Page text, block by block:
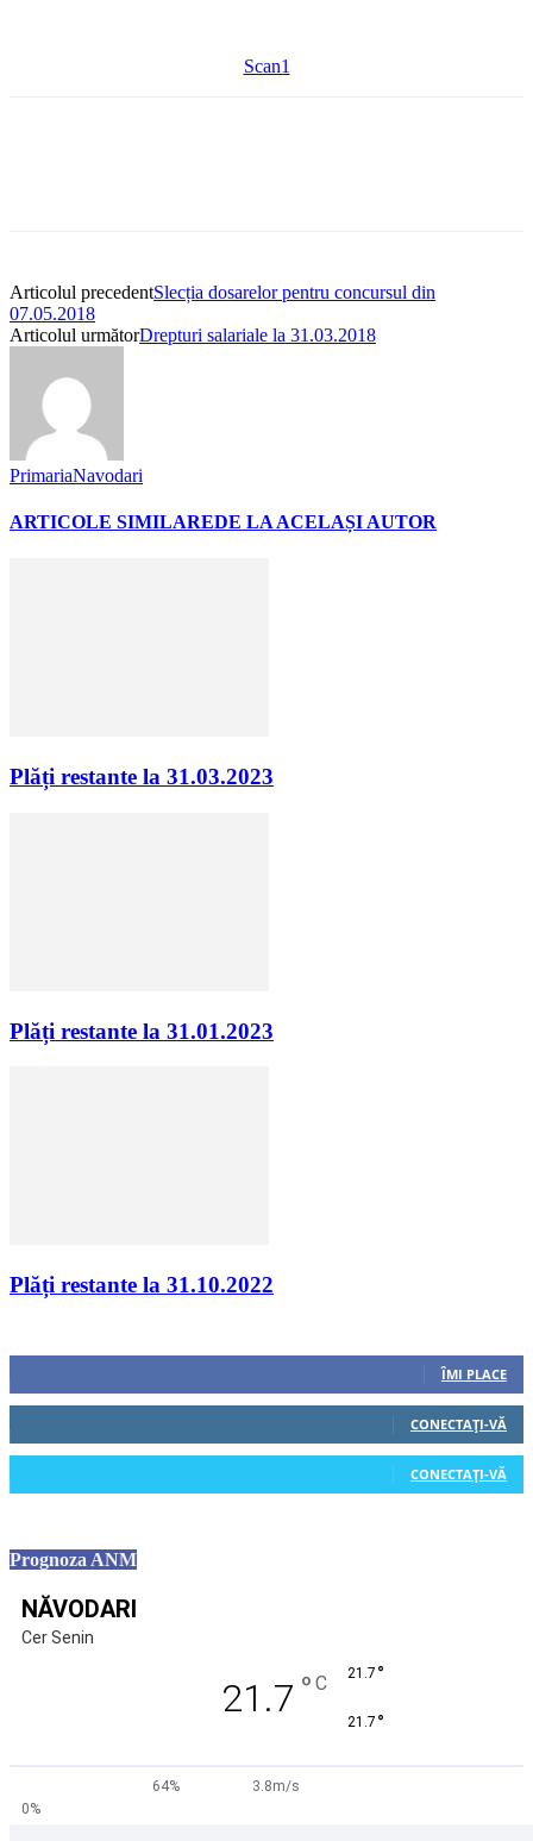
Scan1
Articolul precedentSlecția dosarelor pentru concursul din
07.05.2018
Articolul următorDrepturi salariale la 31.03.2018
PrimariaNavodari
ARTICOLE SIMILAREDE LA ACELAȘI AUTOR
Plăți restante la 31.03.2023
Plăți restante la 31.01.2023
Plăți restante la 31.10.2022
ÎMI PLACE
CONECTAȚI-VĂ
CONECTAȚI-VĂ
Prognoza ANM
NĂVODARI
Cer Senin
21.7 ° C 21.7 °
21.7 °
64%
3.8m/s
0%